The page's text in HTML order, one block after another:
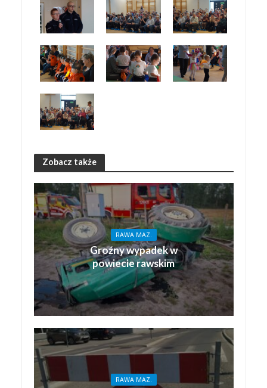
Zobacz także
RAWA MAZ.
Groźny wypadek w
powiecie rawskim
RAWA MAZ.